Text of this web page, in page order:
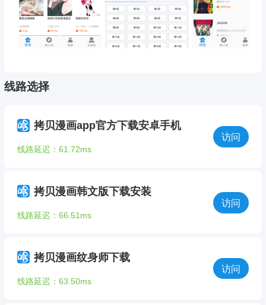
线路选择
拷贝漫画app官方下载安卓手机
线路延迟：61.72ms
访问
拷贝漫画韩文版下载安装
线路延迟：66.51ms
访问
拷贝漫画纹身师下载
线路延迟：63.50ms
访问